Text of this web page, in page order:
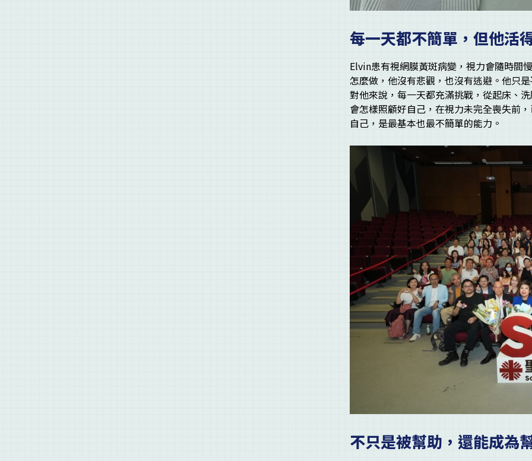
每一天都不簡單，但他活
Elvin患有視網膜黃斑病變，視力會隨時間
怎麼做，他沒有悲觀，也沒有逃避。他只
對他來說，每一天都充滿挑戰，從起床、
會怎樣照顧好自己，在視力未完全喪失前
自己，是最基本也最不簡單的能力。
不只是被幫助，還能成為